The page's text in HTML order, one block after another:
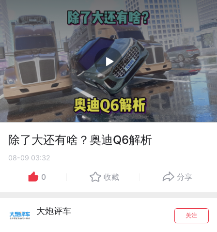
除了大还有啥？奥迪Q6解析
08-09 03:32
0 收藏 分享
大炮评车 关注